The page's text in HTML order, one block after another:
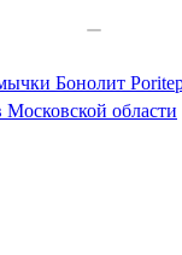
Бонолит
Московской области